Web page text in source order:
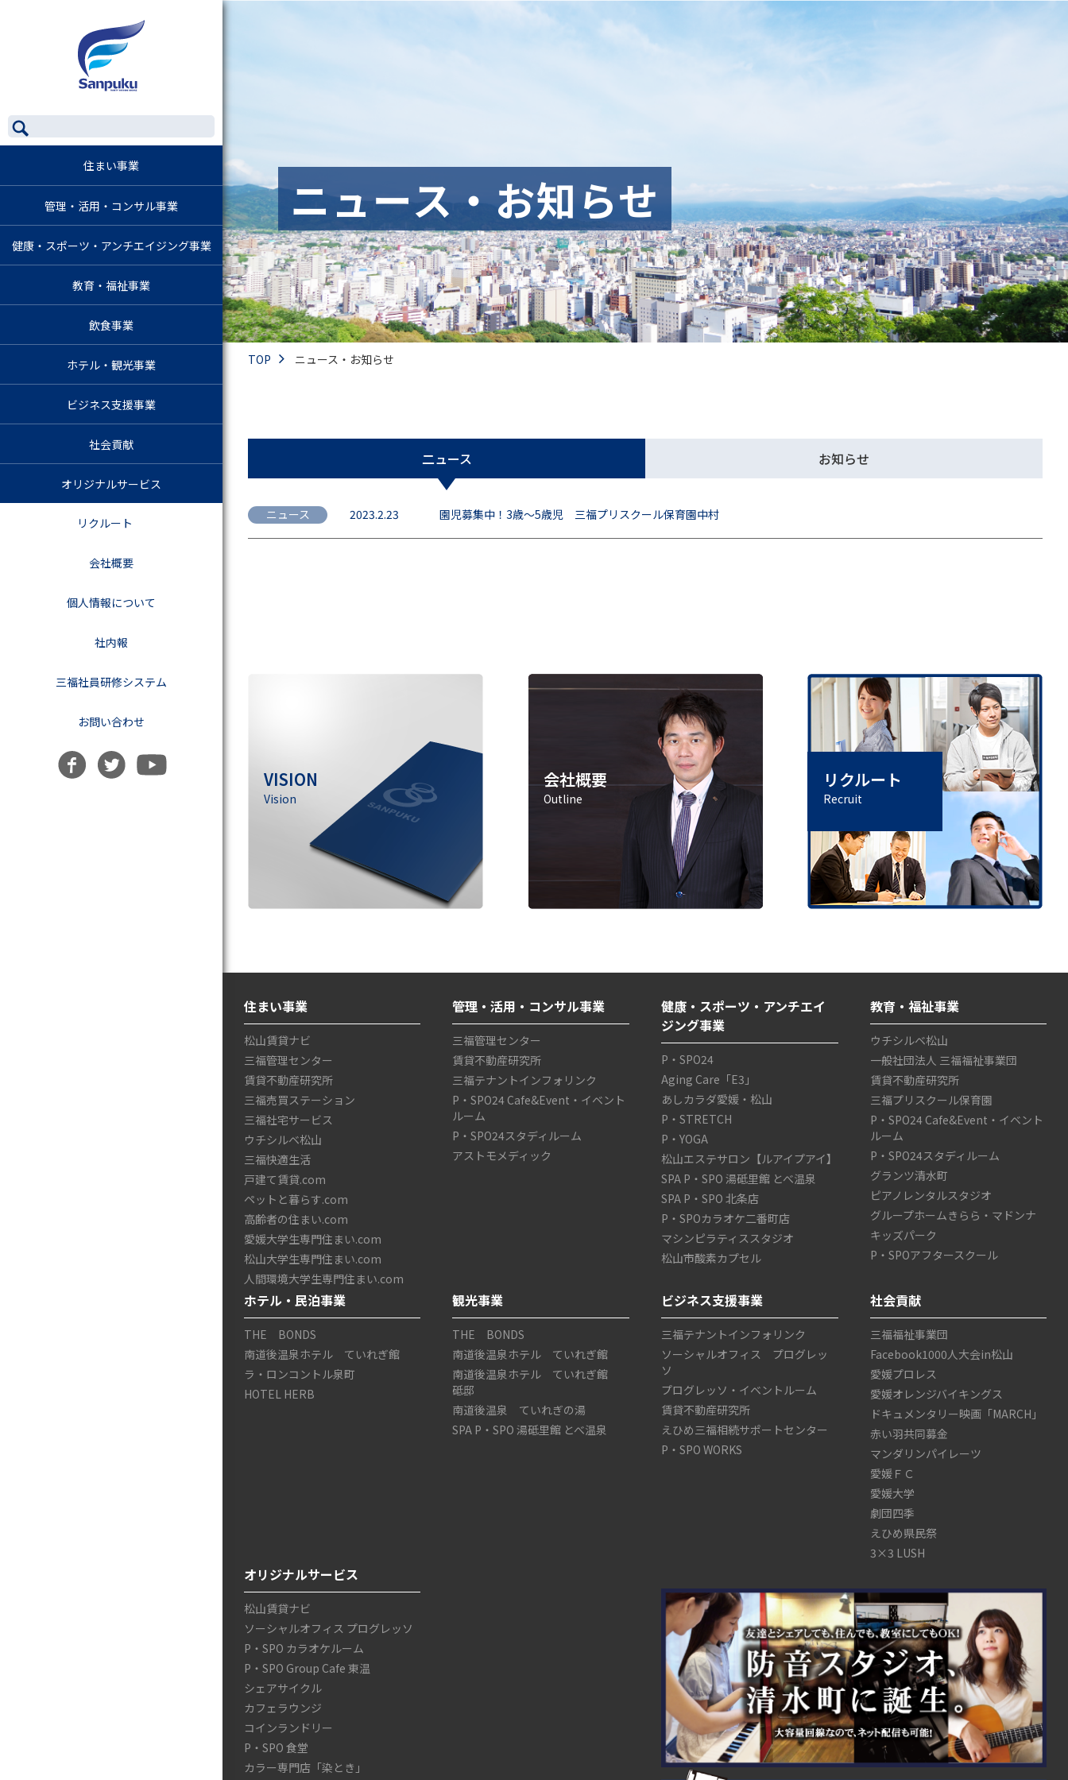
住まい事業
管理・活用・コンサル事業
健康・スポーツ・アンチエイジング事業
教育・福祉事業
飲食事業
ホテル・観光事業
ビジネス支援事業
社会貢献
オリジナルサービス
リクルート
会社概要
個人情報について
社内報
三福社員研修システム
お問い合わせ
ニュース・お知らせ
TOP ニュース・お知らせ
二ュース お知らせ
ニュース 2023.2.23 園児募集中！3歳～5歳児 三福プリスクール保育園中村
VISION
Vision
会社概要
Outline
リクルート
Recruit
住まい事業
松山賃貸ナビ
三福管理センター
賃貸不動産研究所
三福売買ステーション
三福社宅サービス
ウチシルベ松山
三福快適生活
戸建て賃貸.com
ペットと暮らす.com
高齢者の住まい.com
愛媛大学生専門住まい.com
松山大学生専門住まい.com
人間環境大学生専門住まい.com
管理・活用・コンサル事業
三福管理センター
賃貸不動産研究所
三福テナントインフォリンク
P・SPO24 Cafe&Event・イベント
ルーム
P・SPO24スタディルーム
アストモメディック
健康・スポーツ・アンチエイ
ジング事業
P・SPO24
Aging Care「E3」
あしカラダ愛媛・松山
P・STRETCH
P・YOGA
松山エステサロン【ルアイプアイ】
SPA P・SPO 湯砥里館 とべ温泉
SPA P・SPO 北条店
P・SPOカラオケ二番町店
マシンピラティススタジオ
松山市酸素カプセル
教育・福祉事業
ウチシルベ松山
一般社団法人 三福福祉事業団
賃貸不動産研究所
三福プリスクール保育園
P・SPO24 Cafe&Event・イベント
ルーム
P・SPO24スタディルーム
グランツ清水町
ピアノレンタルスタジオ
グループホームきらら・マドンナ
キッズパーク
P・SPOアフタースクール
ホテル・民泊事業
THE BONDS
南道後温泉ホテル ていれぎ館
ラ・ロンコントル泉町
HOTEL HERB
観光事業
THE BONDS
南道後温泉ホテル ていれぎ館
南道後温泉ホテル ていれぎ館
砥邸
南道後温泉 ていれぎの湯
SPA P・SPO 湯砥里館 とべ温泉
ビジネス支援事業
三福テナントインフォリンク
ソーシャルオフィス プログレッ
ソ
プログレッソ・イベントルーム
賃貸不動産研究所
えひめ三福相続サポートセンター
P・SPO WORKS
社会貢献
三福福祉事業団
Facebook1000人大会in松山
愛媛プロレス
愛媛オレンジバイキングス
ドキュメンタリー映画「MARCH」
赤い羽共同募金
マンダリンパイレーツ
愛媛ＦＣ
愛媛大学
劇団四季
えひめ県民祭
3×3 LUSH
オリジナルサービス
松山賃貸ナビ
ソーシャルオフィス プログレッソ
P・SPO カラオケルーム
P・SPO Group Cafe 東温
シェアサイクル
カフェラウンジ
コインランドリー
P・SPO 食堂
カラー専門店「染とき」